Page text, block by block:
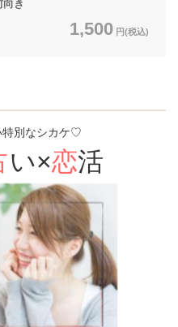
き
1,500 円(税込)
特別なシカケ♡
い×恋活